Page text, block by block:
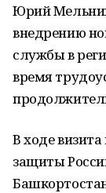
Юрий
внедрению
службы в
время
В ходе
защиты